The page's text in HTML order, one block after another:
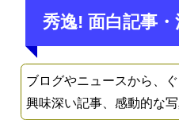
秀逸! 面白記事
ブログやニュースから、
興味深い記事、感動的な